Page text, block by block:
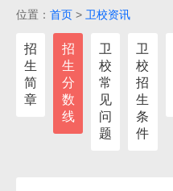
位置： 首页 > 卫校资讯
招
生
简
章
招
生
分
数
线
卫
校
常
见
问
题
卫
校
招
生
条
件